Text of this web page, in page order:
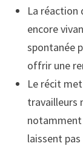
La réaction
encore
spontanée
offrir une
Le récit
travailleurs
notamment
laissent